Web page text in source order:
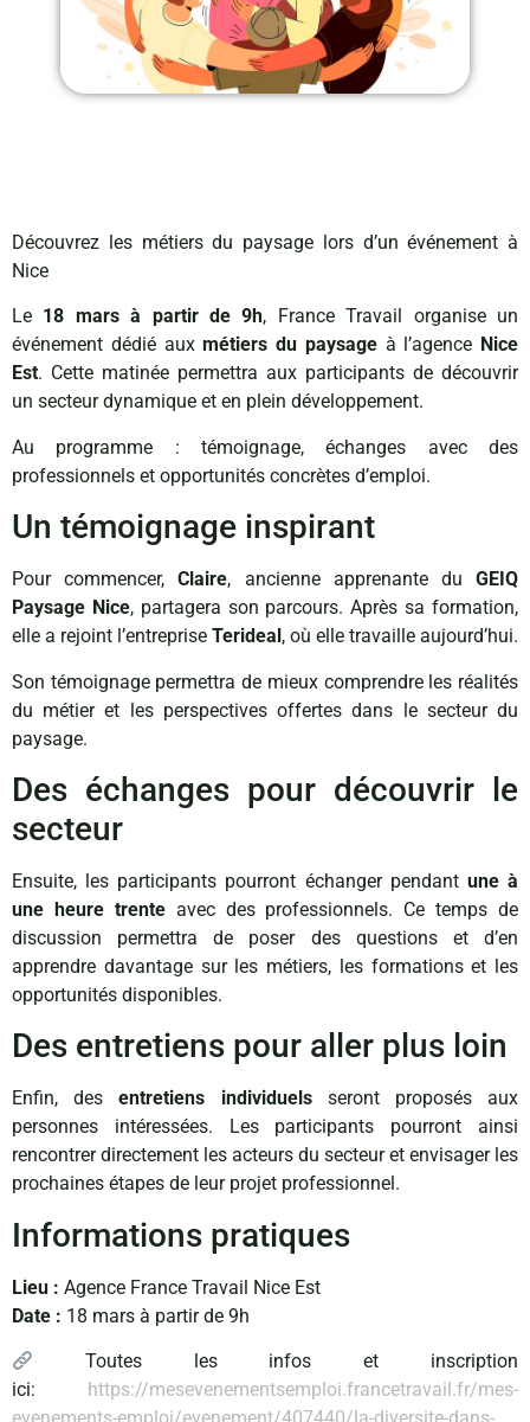
Découvrez les métiers du paysage lors d’un événement à
Nice
Le 18 mars à partir de 9h, France Travail organise un
événement dédié auxmétiers du paysageà l’agence Nice
Est. Cette matinée permettra aux participants de découvrir
un secteur dynamique et en plein développement.
Au programme : témoignage, échanges avec des
professionnels et opportunités concrètes d’emploi.
Un témoignage inspirant
Pour commencer,Claire, ancienne apprenante duGEIQ
Paysage Nice, partagera son parcours. Après sa formation,
elle a rejoint l’entreprise Terideal, où elle travaille aujourd’hui.
Son témoignage permettra de mieux comprendre les réalités
du métier et les perspectives offertes dans le secteur du
paysage.
Des échanges pour découvrir le
secteur
Ensuite, les participants pourront échanger pendant une à
une heure trenteavec des professionnels. Ce temps de
discussion permettra de poser des questions et d’en
apprendre davantage sur les métiers, les formations et les
opportunités disponibles.
Des entretiens pour aller plus loin
Enfin, desentretiens individuelsseront proposés aux
personnes intéressées. Les participants pourront ainsi
rencontrer directement les acteurs du secteur et envisager les
prochaines étapes de leur projet professionnel.
Informations pratiques
Lieu : Agence France Travail Nice Est
Date : 18 mars à partir de 9h
Toutes les infos et inscription
ici: https://mesevenementsemploi.francetravail.fr/mes-